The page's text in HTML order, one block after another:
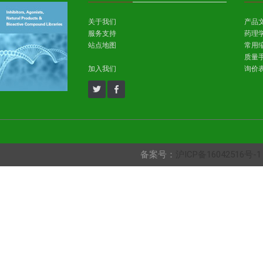
关于我们
服务支持
站点地图
加入我们
产品
药理
常用
质量
询价
备案号：